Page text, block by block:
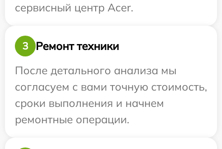
сервисный центр Acer.
3
Ремонт техники
После детального анализа мы
согласуем с вами точную стоимость,
сроки выполнения и начнем
ремонтные операции.